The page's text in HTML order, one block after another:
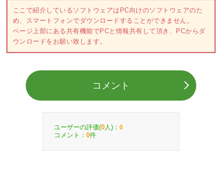
ここで紹介しているソフトウェアはPC向けのソフトウェアのた
め、スマートフォンでダウンロードすることができません。
ページ上部にある共有機能でPCと情報共有して頂き、PCからダ
ウンロードをお願い致します。
コメント
ユーザーの評価(0 人)： 0
コメント： 0件